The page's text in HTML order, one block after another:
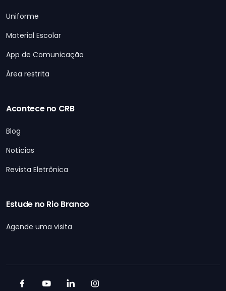
Uniforme
Material Escolar
App de Comunicação
Área restrita
Acontece no CRB
Blog
Notícias
Revista Eletrônica
Estude no Rio Branco
Agende uma visita